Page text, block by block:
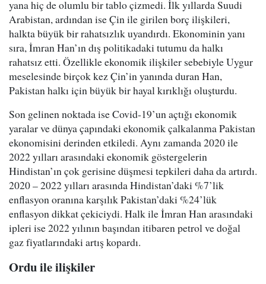
yana hiç de olumlu bir tablo çizmedi. İlk yıllarda Suudi
Arabistan, ardından ise Çin ile girilen borç ilişkileri,
halkta büyük bir rahatsızlık uyandırdı. Ekonominin yanı
sıra, İmran Han’ın dış politikadaki tutumu da halkı
rahatsız etti. Özellikle ekonomik ilişkiler sebebiyle Uygur
meselesinde birçok kez Çin’in yanında duran Han,
Pakistan halkı için büyük bir hayal kırıklığı oluşturdu.
Son gelinen noktada ise Covid-19’un açtığı ekonomik
yaralar ve dünya çapındaki ekonomik çalkalanma Pakistan
ekonomisini derinden etkiledi. Aynı zamanda 2020 ile
2022 yılları arasındaki ekonomik göstergelerin
Hindistan’ın çok gerisine düşmesi tepkileri daha da artırdı.
2020 – 2022 yılları arasında Hindistan’daki %7’lik
enflasyon oranına karşılık Pakistan’daki %24’lük
enflasyon dikkat çekiciydi. Halk ile İmran Han arasındaki
ipleri ise 2022 yılının başından itibaren petrol ve doğal
gaz fiyatlarındaki artış kopardı.
Ordu ile ilişkiler